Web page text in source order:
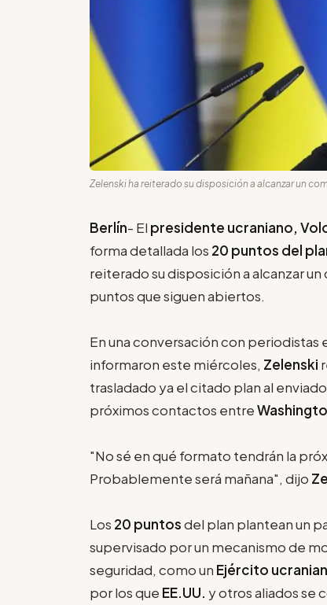
Zelenski ha reiterado su disposición a alcanzar un
Berlín- El presidente ucraniano,
forma detallada los 20 puntos del
reiterado su disposición a alcanzar
puntos que siguen abiertos.
En una conversación con periodistas
informaron este miércoles, Zelenski
trasladado ya el citado plan al
próximos contactos entre
"No sé en qué formato tendrán la
Probablemente será mañana", dijo
Los 20 puntosdel plan plantean un
supervisado por un mecanismo de
seguridad, como un Ejército
por los que EE.UU. y otros aliados se